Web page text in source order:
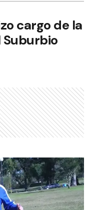
cargo de la
Suburbio